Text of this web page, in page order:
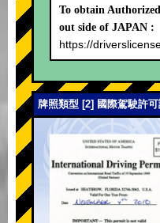
To obtain
out side of JAPAN :
https://
牌照類型 [2] 國際駕駛許可